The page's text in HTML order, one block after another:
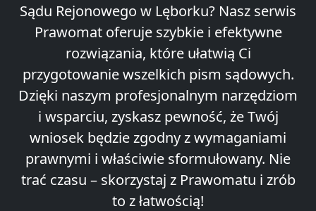
Sądu Rejonowego w Lęborku? Nasz serwis
Prawomat oferuje szybkie i efektywne
rozwiązania, które ułatwią Ci
przygotowanie wszelkich pism sądowych.
Dzięki naszym profesjonalnym narzędziom
i wsparciu, zyskasz pewność, że Twój
wniosek będzie zgodny z wymaganiami
prawnymi i właściwie sformułowany. Nie
trać czasu – skorzystaj z Prawomatu i zrób
to z łatwością!